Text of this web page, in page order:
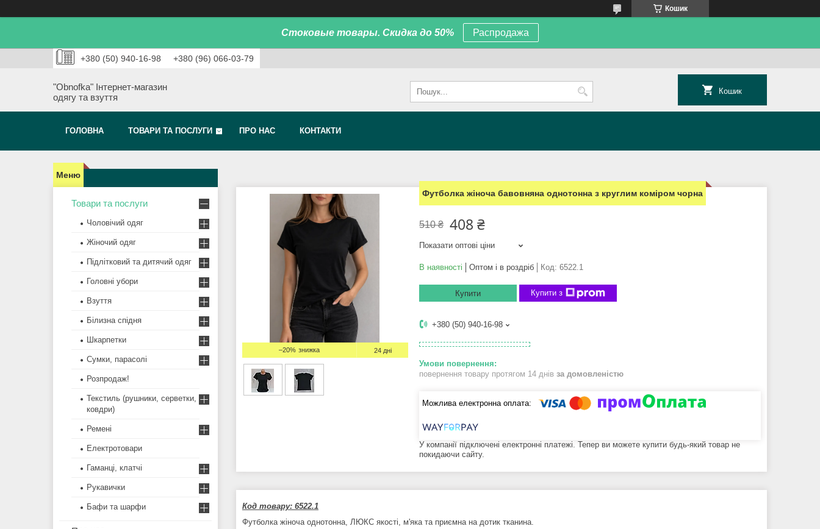
Кошик
Стоковые товары. Скидка до 50% Распродажа
+380 (50) 940-16-98 +380 (96) 066-03-79
"Obnofka" Інтернет-магазин
одягу та взуття
Кошик
ГОЛОВНА ТОВАРИ ТА ПОСЛУГИ ПРО НАС КОНТАКТИ
–20% 24 дні
Футболка жіноча бавовняна однотонна з круглим коміром чорна
510 ₴ 408 ₴
Показати оптові ціни
В наявності Оптом і в роздріб Код: 6522.1
Купити Купити з
+380 (50) 940-16-98
повернення товару протягом 14 днів за домовленістю
У компанії підключені електронні платежі. Тепер ви можете купити будь-який товар не
покидаючи сайту.
Код товару: 6522.1
Футболка жіноча однотонна, ЛЮКС якості, м'яка та приємна на дотик тканина.
Товари та послуги
Чоловічий одяг
Жіночий одяг
Підлітковий та дитячий одяг
Головні убори
Взуття
Білизна спідня
Шкарпетки
Сумки, парасолі
Розпродаж!
Текстиль (рушники, серветки,
ковдри)
Ремені
Електротовари
Гаманці, клатчі
Рукавички
Бафи та шарфи